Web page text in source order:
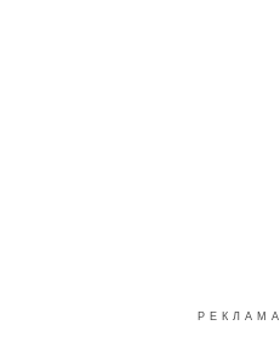
РЕКЛАМА